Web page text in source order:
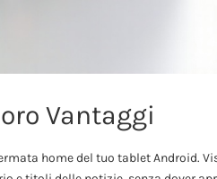
Vantaggi
home del tuo tablet Android.